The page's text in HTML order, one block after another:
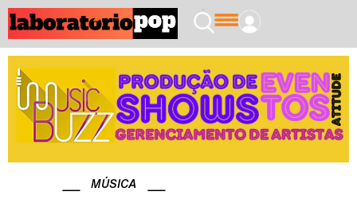
MÚSICA